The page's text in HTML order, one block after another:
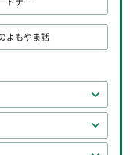
よもやま話